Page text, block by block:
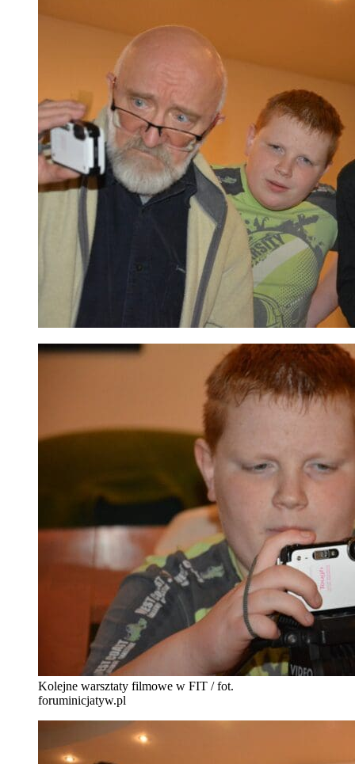
Kolejne warsztaty filmowe w FIT / fot.
foruminicjatyw.pl